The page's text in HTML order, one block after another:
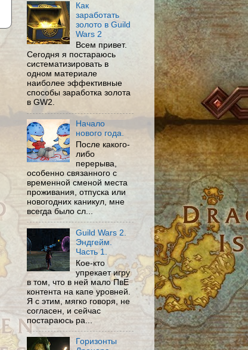
Как
заработать
золото в Guild
Wars 2
Всем привет.
Сегодня я постараюсь
систематизировать в
одном материале
наиболее эффективные
способы заработка золота
в GW2.
Начало
нового года.
После какого-
либо
перерыва,
особенно связанного с
временной сменой места
проживания, отпуска или
новогодних каникул, мне
всегда было сл...
Guild Wars 2.
Эндгейм.
Часть 1.
Кое-кто
упрекает игру
в том, что в ней мало ПвЕ
контента на капе уровней.
Я с этим, мягко говоря, не
согласен, и сейчас
постараюсь ра...
Горизонты